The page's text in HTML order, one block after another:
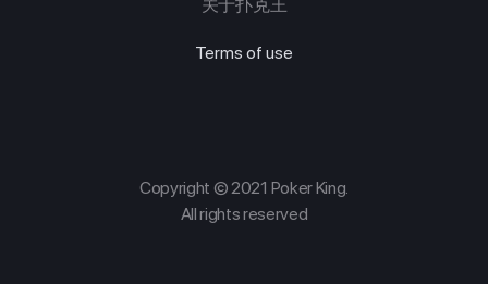
关于扑克王
Terms of use
Copyright © 2021 Poker King.
All rights reserved